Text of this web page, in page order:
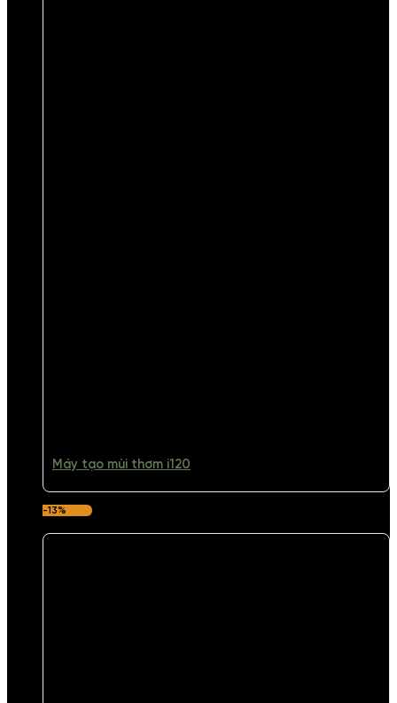
Máy tạo mùi thơm i120
-13%